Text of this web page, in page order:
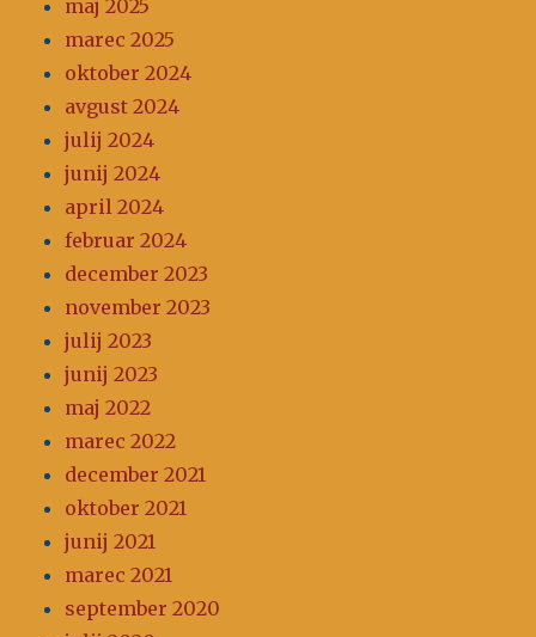
maj 2025
marec 2025
oktober 2024
avgust 2024
julij 2024
junij 2024
april 2024
februar 2024
december 2023
november 2023
julij 2023
junij 2023
maj 2022
marec 2022
december 2021
oktober 2021
junij 2021
marec 2021
september 2020